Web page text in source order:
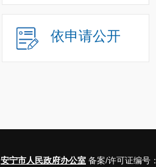
依申请公开
安宁市人民政府办公室 备案/许可证编号：